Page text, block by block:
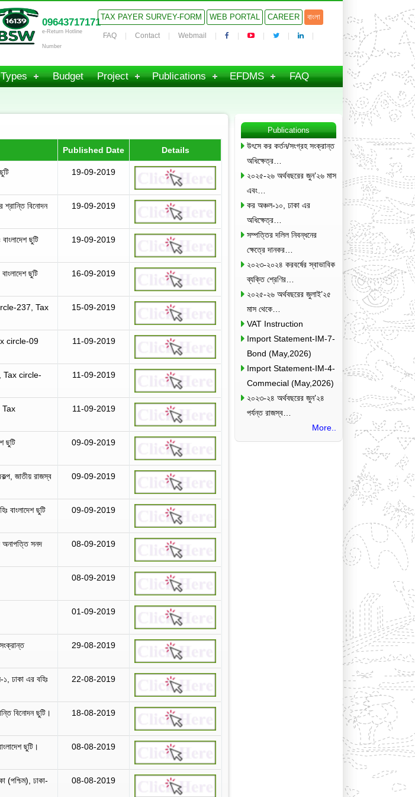
09643717171
e-Return Hotline
Number
TAX PAYER SURVEY-FORM WEB PORTAL CAREER বাংলা
FAQ Contact Webmail
Budget Project Publications EFDMS FAQ
Published Date Details
19-09-2019
শ্রান্তি বিনোদন
19-09-2019
ছুটি 19-09-2019
ছুটি 16-09-2019
237, Tax
15-09-2019
circle-09
11-09-2019
Tax circle-
11-09-2019
11-09-2019
ছুটি 09-09-2019
জাতীয় রাজস্ব
09-09-2019
বাংলাদেশ ছুটি 09-09-2019
অনাপত্তি সনদ 08-09-2019
08-09-2019
01-09-2019
29-08-2019
ঢাকা এর বহিঃ
22-08-2019
বিনোদন ছুটি। 18-08-2019
ছুটি। 08-08-2019
(পশ্চিম), ঢাকা-
08-08-2019
Publications
উৎসে কর কর্তন/সংগ্রহ সংক্রান্ত
অধিক্ষেত্র…
২০২৫-২৬ অর্থবছরের জুন’২৬ মাস
এবং…
কর অঞ্চল-১০, ঢাকা এর
অধিক্ষেত্র…
সম্পত্তির দলিল নিবন্ধনের
ক্ষেত্রে দানকর…
২০২৩-২০২৪ করবর্ষের স্বাভাবিক
ব্যক্তি শ্রেণির…
২০২৫-২৬ অর্থবছরের জুলাই’২৫
মাস থেকে…
VAT Instruction
Import Statement-IM-7-
Bond (May,2026)
Import Statement-IM-4-
Commecial (May,2026)
২০২৩-২৪ অর্থবছরের জুন’২৪
পর্যন্ত রাজস্ব…
More..